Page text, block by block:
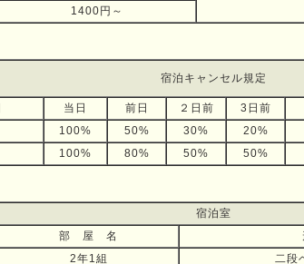
1400円～
宿泊キャンセル規定
当日 前日 ２日前 3日前
100% 50% 30% 20%
100% 80% 50% 50%
宿泊室
部 屋 名
2年1組 二段